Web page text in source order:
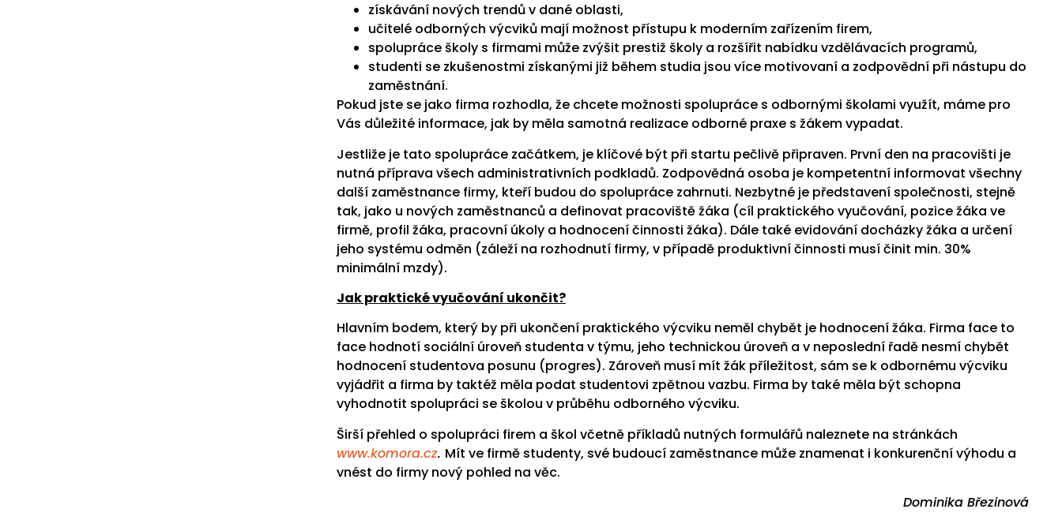
získávání nových trendů v dané oblasti,
učitelé odborných výcviků mají možnost přístupu k moderním zařízením firem,
spolupráce školy s firmami může zvýšit prestiž školy a rozšířit nabídku vzdělávacích programů,
studenti se zkušenostmi získanými již během studia jsou více motivovaní a zodpovědní při nástupu do
zaměstnání.
Pokud jste se jako firma rozhodla, že chcete možnosti spolupráce s odbornými školami využít, máme pro
Vás důležité informace, jak by měla samotná realizace odborné praxe s žákem vypadat.
Jestliže je tato spolupráce začátkem, je klíčové být při startu pečlivě připraven. První den na pracovišti je
nutná příprava všech administrativních podkladů. Zodpovědná osoba je kompetentní informovat všechny
další zaměstnance firmy, kteří budou do spolupráce zahrnuti. Nezbytné je představení společnosti, stejně
tak, jako u nových zaměstnanců a definovat pracoviště žáka (cíl praktického vyučování, pozice žáka ve
firmě, profil žáka, pracovní úkoly a hodnocení činnosti žáka). Dále také evidování docházky žáka a určení
jeho systému odměn (záleží na rozhodnutí firmy, v případě produktivní činnosti musí činit min. 30%
minimální mzdy).
Jak praktické vyučování ukončit?
Hlavním bodem, který by při ukončení praktického výcviku neměl chybět je hodnocení žáka. Firma face to
face hodnotí sociální úroveň studenta v týmu, jeho technickou úroveň a v neposlední řadě nesmí chybět
hodnocení studentova posunu (progres). Zároveň musí mít žák příležitost, sám se k odbornému výcviku
vyjádřit a firma by taktéž měla podat studentovi zpětnou vazbu. Firma by také měla být schopna
vyhodnotit spolupráci se školou v průběhu odborného výcviku.
Širší přehled o spolupráci firem a škol včetně příkladů nutných formulářů naleznete na stránkách
www.komora.cz. Mít ve firmě studenty, své budoucí zaměstnance může znamenat i konkurenční výhodu a
vnést do firmy nový pohled na věc.
Dominika Březinová